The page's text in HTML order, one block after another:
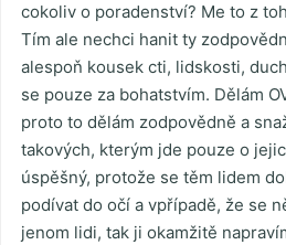
cokoliv o poradenství? Me to z
Tím ale nechci hanit ty
alespoň kousek cti, lidskosti,
se pouze za bohatstvím. Dělám
proto to dělám zodpovědně a
takových, kterým jde pouze o
úspěšný, protože se těm lidem
podívat do očí a vpřípadě, že se
jenom lidi, tak ji okamžitě